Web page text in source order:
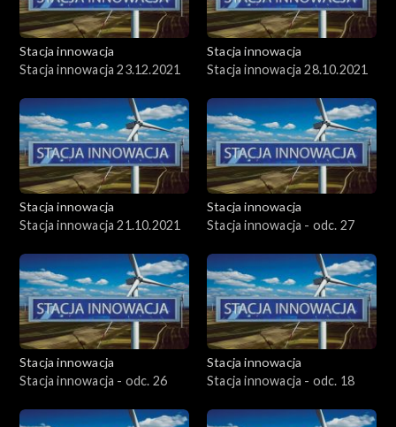
Stacja innowacja
Stacja innowacja 23.12.2021
Stacja innowacja
Stacja innowacja 28.10.2021
Stacja innowacja
Stacja innowacja 21.10.2021
Stacja innowacja
Stacja innowacja - odc. 27
Stacja innowacja
Stacja innowacja - odc. 26
Stacja innowacja
Stacja innowacja - odc. 18